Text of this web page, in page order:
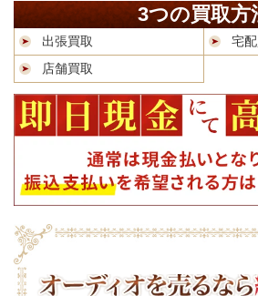
3つの買取方
出張買取
宅
店舗買取